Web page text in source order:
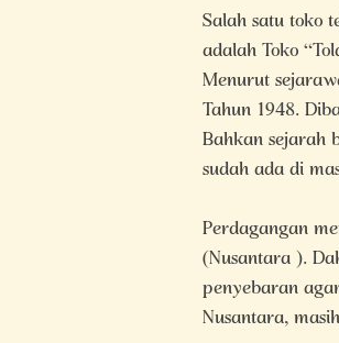
Salah satu toko
adalah Toko
Menurut
Tahun 1948.
Bahkan
sudah ada di
Perdagangan
(Nusantara ).
penyebaran
Nusantara,